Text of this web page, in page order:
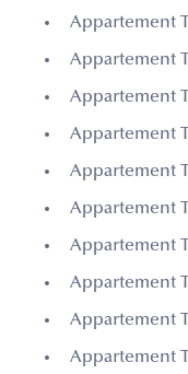
Appartement
Appartement
Appartement
Appartement
Appartement
Appartement
Appartement
Appartement
Appartement
Appartement